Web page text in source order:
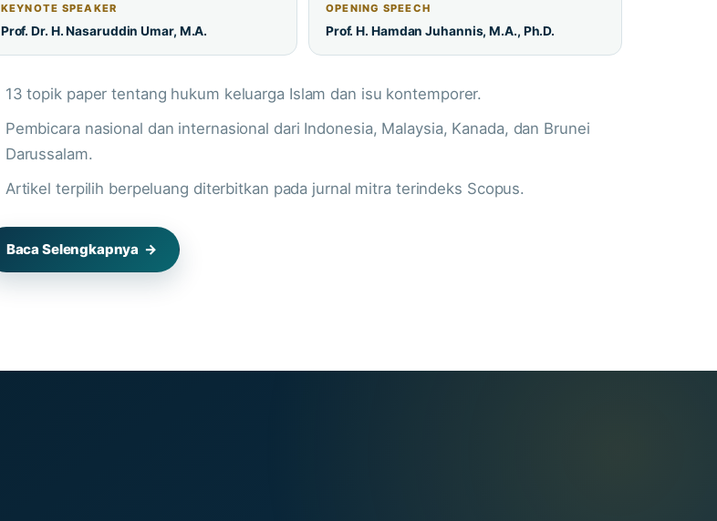
KEYNOTE SPEAKER
Prof. Dr. H. Nasaruddin Umar, M.A.
OPENING SPEECH
Prof. H. Hamdan Juhannis, M.A., Ph.D.
13 topik paper tentang hukum keluarga Islam dan isu kontemporer.
Pembicara nasional dan internasional dari Indonesia, Malaysia, Kanada, dan Brunei
Darussalam.
Artikel terpilih berpeluang diterbitkan pada jurnal mitra terindeks Scopus.
Baca Selengkapnya →